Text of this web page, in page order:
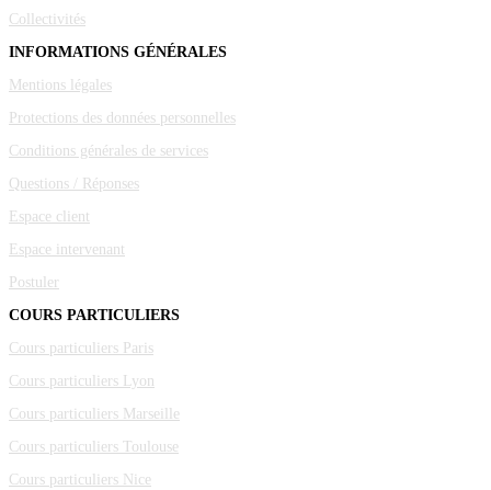
Collectivités
INFORMATIONS GÉNÉRALES
Mentions légales
Protections des données personnelles
Conditions générales de services
Questions / Réponses
Espace client
Espace intervenant
Postuler
COURS PARTICULIERS
Cours particuliers Paris
Cours particuliers Lyon
Cours particuliers Marseille
Cours particuliers Toulouse
Cours particuliers Nice